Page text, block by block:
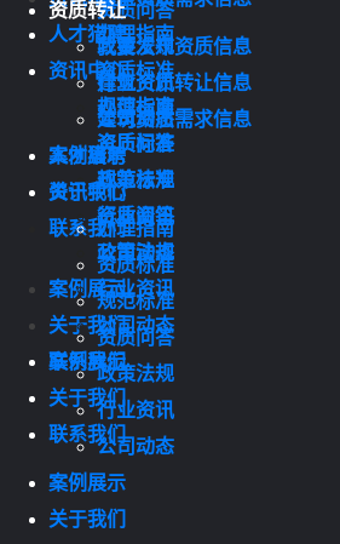
资质问答
政策法规
行业资讯
公司动态
案例展示
关于我们
联系我们
办理指南
资质标准
规范标准
资质问答
政策法规
行业资讯
公司动态
案例展示
关于我们
联系我们
人才猎聘
资讯中心
办理指南
资质标准
规范标准
资质问答
政策法规
行业资讯
公司动态
案例展示
关于我们
联系我们
资质转让
我要发布资质信息
建筑资质转让信息
建筑资质需求信息
人才猎聘
资讯中心
办理指南
资质标准
规范标准
资质问答
政策法规
行业资讯
公司动态
案例展示
关于我们